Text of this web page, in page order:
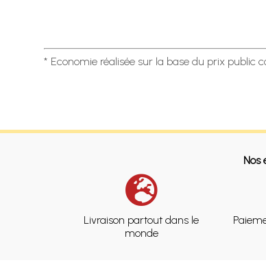
* Economie réalisée sur la base du prix public
Nos
Livraison partout dans le
monde